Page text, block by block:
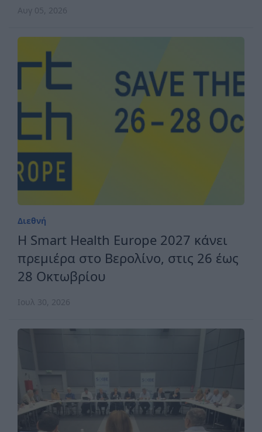
Αυγ 05, 2026
Διεθνή
H Smart Health Europe 2027 κάνει
πρεμιέρα στο Βερολίνο, στις 26 έως
28 Οκτωβρίου
Ιουλ 30, 2026